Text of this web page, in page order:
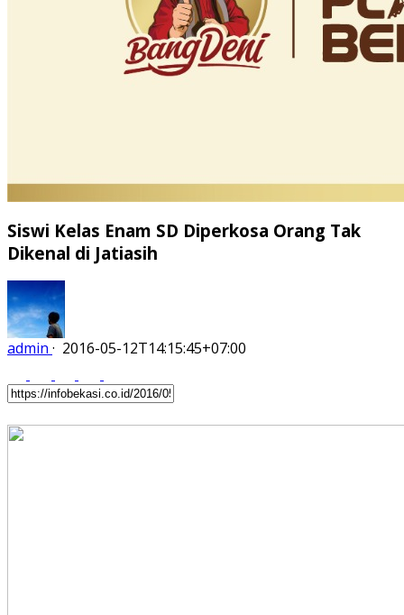
Siswi Kelas Enam SD Diperkosa Orang Tak
Dikenal di Jatiasih
admin · 2016-05-12T14:15:45+07:00